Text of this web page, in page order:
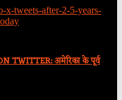
TWITTER: अमेरिका के पूर्व